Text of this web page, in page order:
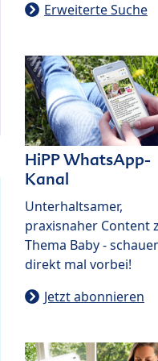
Erweiterte Suche
HiPP WhatsApp-
Kanal
Unterhaltsamer,
praxisnaher Content
Thema Baby -
direkt mal vorbei!
Jetzt abonnieren